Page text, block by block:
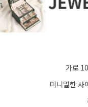
가로
미니멀한 사